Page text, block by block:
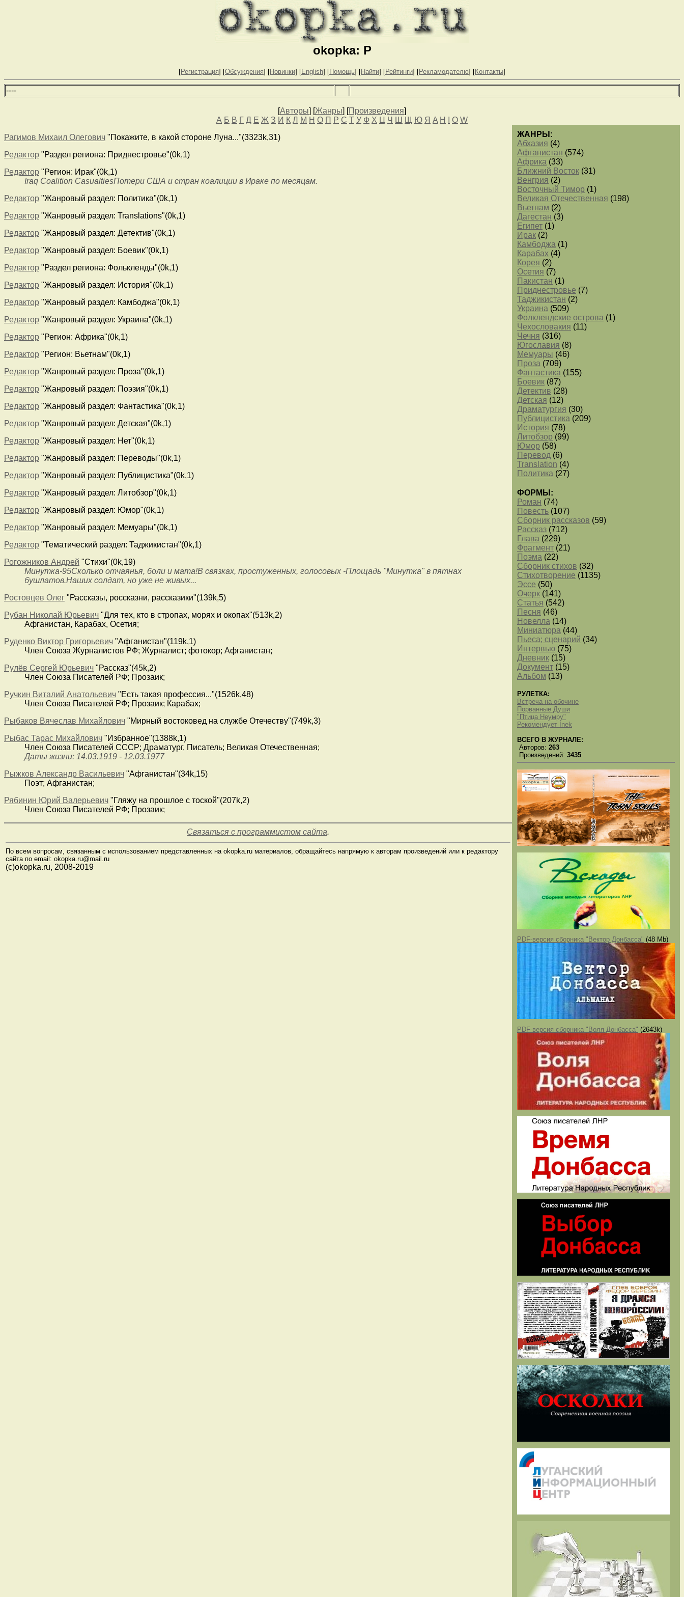
okopka: Р
[Регистрация] [Обсуждения] [Новинки] [English] [Помощь] [Найти] [Рейтинги] [Рекламодателю] [Контакты]
----
[Авторы] [Жанры] [Произведения]
А Б В Г Д Е Ж З И К Л М Н О П Р С Т У Ф Х Ц Ч Ш Щ Ю Я A H O W
ЖАНРЫ:
Абхазия (4)
Афганистан (574)
Африка (33)
Ближний Восток (31)
Венгрия (2)
Восточный Тимор (1)
Великая Отечественная (198)
Вьетнам (2)
Дагестан (3)
Египет (1)
Ирак (2)
Камбоджа (1)
Карабах (4)
Корея (2)
Осетия (7)
Пакистан (1)
Приднестровье (7)
Таджикистан (2)
Украина (509)
Фолклендские острова (1)
Чехословакия (11)
Чечня (316)
Югославия (8)
Мемуары (46)
Проза (709)
Фантастика (155)
Боевик (87)
Детектив (28)
Детская (12)
Драматургия (30)
Публицистика (209)
История (78)
Литобзор (99)
Юмор (58)
Перевод (6)
Translation (4)
Политика (27)
ФОРМЫ:
Роман (74)
Повесть (107)
Сборник рассказов (59)
Рассказ (712)
Глава (229)
Фрагмент (21)
Поэма (22)
Сборник стихов (32)
Стихотворение (1135)
Эссе (50)
Очерк (141)
Статья (542)
Песня (46)
Новелла (14)
Миниатюра (44)
Пьеса; сценарий (34)
Интервью (75)
Дневник (15)
Документ (15)
Альбом (13)
РУЛЕТКА:
Встреча на обочине
Порванные Души
"Птица Неумру"
Рекомендует Inek
ВСЕГО В ЖУРНАЛЕ:
Авторов: 263
Произведений: 3435
PDF-версия сборника "Вектор Донбасса" (48 Mb)
PDF-версия сборника "Воля Донбасса" (2643k)
Рагимов Михаил Олегович "Покажите, в какой стороне Луна..."(3323k,31)
Редактор "Раздел региона: Приднестровье"(0k,1)
Редактор "Регион: Ирак"(0k,1)
Iraq Coalition CasualtiesПотери США и стран коалиции в Ираке по месяцам.
Редактор "Жанровый раздел: Политика"(0k,1)
Редактор "Жанровый раздел: Translations"(0k,1)
Редактор "Жанровый раздел: Детектив"(0k,1)
Редактор "Жанровый раздел: Боевик"(0k,1)
Редактор "Раздел региона: Фолькленды"(0k,1)
Редактор "Жанровый раздел: История"(0k,1)
Редактор "Жанровый раздел: Камбоджа"(0k,1)
Редактор "Жанровый раздел: Украина"(0k,1)
Редактор "Регион: Африка"(0k,1)
Редактор "Регион: Вьетнам"(0k,1)
Редактор "Жанровый раздел: Проза"(0k,1)
Редактор "Жанровый раздел: Поэзия"(0k,1)
Редактор "Жанровый раздел: Фантастика"(0k,1)
Редактор "Жанровый раздел: Детская"(0k,1)
Редактор "Жанровый раздел: Нет"(0k,1)
Редактор "Жанровый раздел: Переводы"(0k,1)
Редактор "Жанровый раздел: Публицистика"(0k,1)
Редактор "Жанровый раздел: Литобзор"(0k,1)
Редактор "Жанровый раздел: Юмор"(0k,1)
Редактор "Жанровый раздел: Мемуары"(0k,1)
Редактор "Тематический раздел: Таджикистан"(0k,1)
Рогожников Андрей "Стихи"(0k,19)
Минутка-95Сколько отчаянья, боли и мата!В связках, простуженных, голосовых -Площадь "Минутка" в пятнах
бушлатов.Наших солдат, но уже не живых...
Ростовцев Олег "Рассказы, россказни, рассказики"(139k,5)
Рубан Николай Юрьевич "Для тех, кто в стропах, морях и окопах"(513k,2)
Афганистан, Карабах, Осетия;
Руденко Виктор Григорьевич "Афганистан"(119k,1)
Член Союза Журналистов РФ; Журналист; фотокор; Афганистан;
Рулёв Сергей Юрьевич "Рассказ"(45k,2)
Член Союза Писателей РФ; Прозаик;
Ручкин Виталий Анатольевич "Есть такая профессия..."(1526k,48)
Член Союза Писателей РФ; Прозаик; Карабах;
Рыбаков Вячеслав Михайлович "Мирный востоковед на службе Отечеству"(749k,3)
Рыбас Тарас Михайлович "Избранное"(1388k,1)
Член Союза Писателей СССР; Драматург, Писатель; Великая Отечественная;
Даты жизни: 14.03.1919 - 12.03.1977
Рыжков Александр Васильевич "Афганистан"(34k,15)
Поэт; Афганистан;
Рябинин Юрий Валерьевич "Гляжу на прошлое с тоской"(207k,2)
Член Союза Писателей РФ; Прозаик;
Связаться с программистом сайта.
По всем вопросам, связанным с использованием представленных на okopka.ru материалов, обращайтесь напрямую к авторам произведений или к редактору
сайта по email: okopka.ru@mail.ru
(с)okopka.ru, 2008-2019